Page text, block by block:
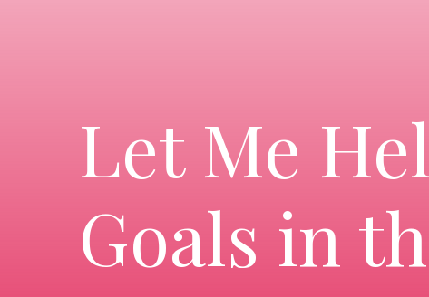
Let Me
Goals in